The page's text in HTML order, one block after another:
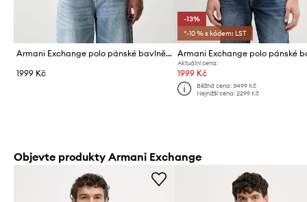
Armani Exchange polo pánské bavlněné
1999 Kč
-13%
*-10 % s kódem: LST
Aktuální cena:
1999 Kč
Běžná cena: 3499 Kč
Nejnižší cena: 2299 Kč
Objevte produkty Armani Exchange